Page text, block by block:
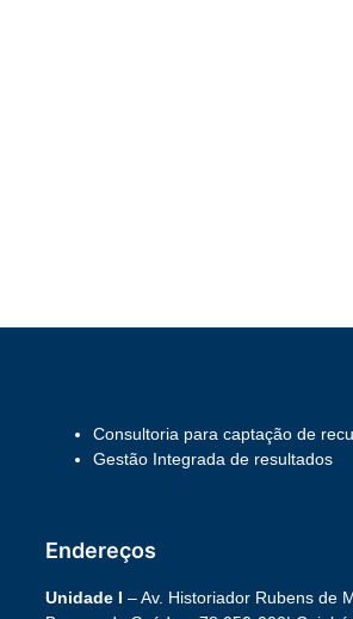
Consultoria para captação de
Gestão Integrada de resultados
Endereços
Unidade I – Av. Historiador Rubens de